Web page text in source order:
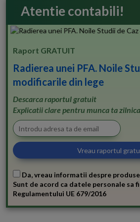
Atentie contabili!
Raport GRATUIT
Radierea unei PFA. Noile
modificarile din lege
Descarca raportul gratuit
Explicatii clare pentru munca ta
Da, vreau informatii despre
Sunt de acord ca datele personale sa
Regulamentului UE 679/2016